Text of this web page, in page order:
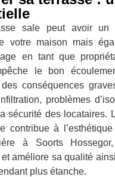
sale peut avoir un
votre maison mais
en tant que
le bon
conséquences
problèmes
sécurité des locataires.
contribue à
à Soorts
améliore sa qualité
plus étanche.